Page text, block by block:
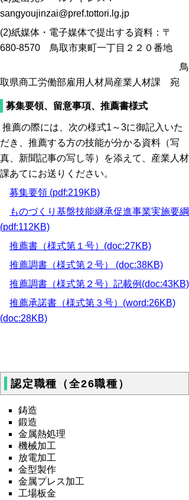
sangyoujinzai@pref.tottori.lg.jp
(2)紙媒体・電子媒体で提出する資料：〒
680-8570 鳥取市東町一丁目２２０番地
鳥
取県商工労働部雇用人材局産業人材課 宛
募集要領、留意事項、推薦書様式
推薦の際には、次の様式1～3に御記入いた
だき、推薦する方の技能が分かる資料（写
真、新聞記事の写し等）を添えて、産業人材
課あてにお送りください。
募集要領 (pdf:219KB)
ものづくり基盤技能継承促進事業実施要綱
(pdf:112KB)
推薦書（様式第１号）(doc:27KB)
推薦調書（様式第２号） (doc:38KB)
推薦調書（様式第２号）記載例(doc:43KB)
推薦承諾書（様式第３号）(word:26KB)
(doc:28KB)
認定職種（全26職種）
鋳造
鍛造
金属熱処理
機械加工
放電加工
金型製作
金属プレス加工
工場板金